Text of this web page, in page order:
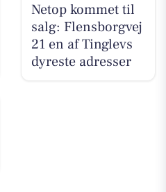
Netop kommet til
salg: Flensborgvej
21 en af Tinglevs
dyreste adresser